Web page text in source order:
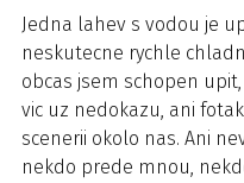
Jedna lahev s vodou je
neskutecne rychle
obcas jsem schopen
vic uz nedokazu, ani
scenerii okolo nas. Ani
nekdo prede mnou,